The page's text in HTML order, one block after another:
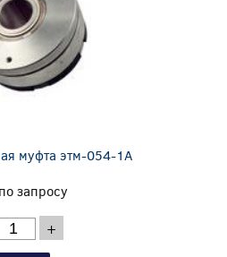
муфта этм-054-1А
запросу
+